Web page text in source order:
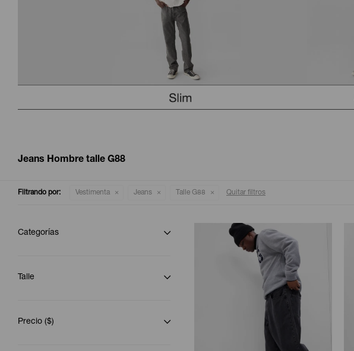
Jeans Hombre talle G88
Filtrando por: Vestimenta Jeans Talle G88 Quitar filtros
Categorías
Talle
Precio ($)